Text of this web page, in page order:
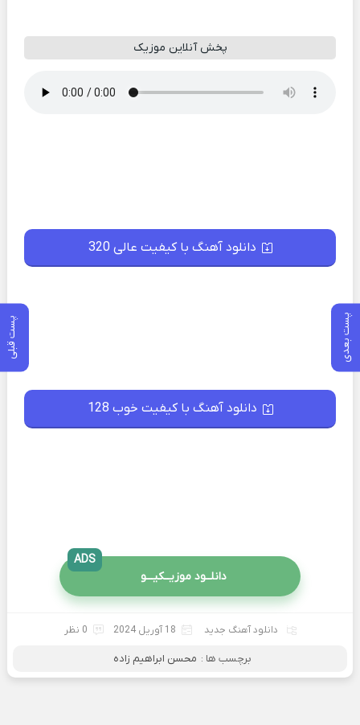
پست بعدی پست قبلی
پخش آنلاین موزیک
دانلود آهنگ با کیفیت عالی 320
دانلود آهنگ با کیفیت خوب 128
دانلــود موزیــکیـــو
ADS
دانلود آهنگ جدید 18 آوریل 2024 0 نظر
برچسب ها : محسن ابراهیم زاده